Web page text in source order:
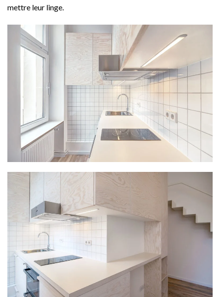
mettre leur linge.